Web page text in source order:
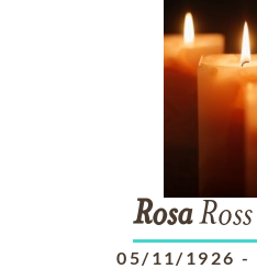
RosaRoss
05/11/1926 -